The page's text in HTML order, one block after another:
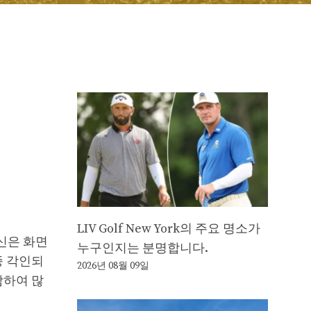
은 화면
각인되
하여 많
LIV Golf New York의 주요 명소가
누구인지는 분명합니다.
2026년 08월 09일